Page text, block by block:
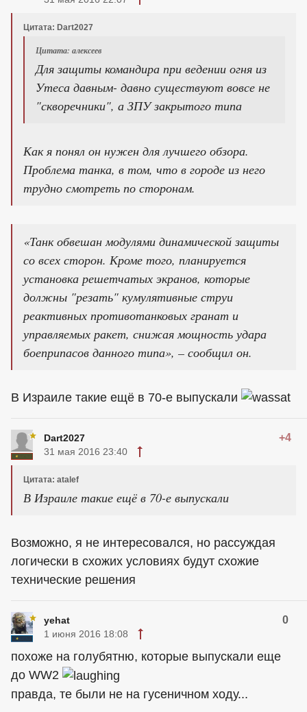
Цитата: Dart2027
Цитата: алексеев
Для защиты командира при ведении огня из
Утеса давным- давно существуют вовсе не
"скворечники", а ЗПУ закрытого типа
Как я понял он нужен для лучшего обзора.
Проблема танка, в том, что в городе из него
трудно смотреть по сторонам.
«Танк обвешан модулями динамической защиты
со всех сторон. Кроме того, планируется
установка решетчатых экранов, которые
должны "резать" кумулятивные струи
реактивных противотанковых гранат и
управляемых ракет, снижая мощность удара
боеприпасов данного типа», – сообщил он.
В Израиле такие ещё в 70-е выпускали
Dart2027 +4
31 мая 2016 23:40
Цитата: atalef
В Израиле такие ещё в 70-е выпускали
Возможно, я не интересовался, но рассуждая
логически в схожих условиях будут схожие
технические решения
yehat 0
1 июня 2016 18:08
похоже на голубятню, которые выпускали еще
до WW2
правда, те были не на гусеничном ходу...